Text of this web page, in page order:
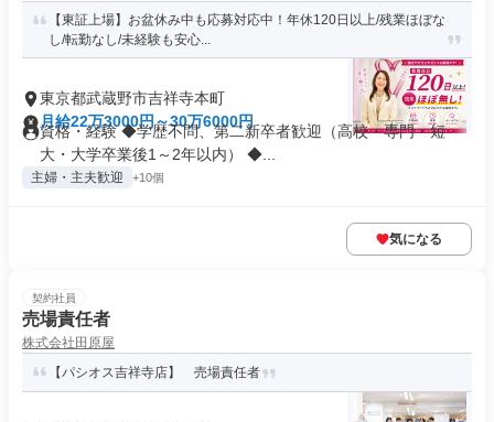
【東証上場】お盆休み中も応募対応中！年休120日以上/残業ほぼな
し/転勤なし/未経験も安心...
東京都武蔵野市吉祥寺本町
月給22万3000円～30万6000円
資格・経験 ◆学歴不問、第二新卒者歓迎（高校・専門・短
大・大学卒業後1～2年以内） ◆...
主婦・主夫歓迎 +10個
気になる
契約社員
売場責任者
株式会社田原屋
【パシオス吉祥寺店】 売場責任者